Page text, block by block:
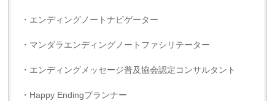
・エンディングノートナビゲーター
・マンダラエンディングノートファシリテーター
・エンディングメッセージ普及協会認定コンサルタント
・Happy Endingプランナー